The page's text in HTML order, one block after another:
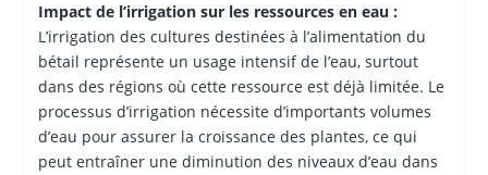
Impact de l’irrigation sur les ressources en eau :
L’irrigation des cultures destinées à l’alimentation du
bétail représente un usage intensif de l’eau, surtout
dans des régions où cette ressource est déjà limitée. Le
processus d’irrigation nécessite d’importants volumes
d’eau pour assurer la croissance des plantes, ce qui
peut entraîner une diminution des niveaux d’eau dans